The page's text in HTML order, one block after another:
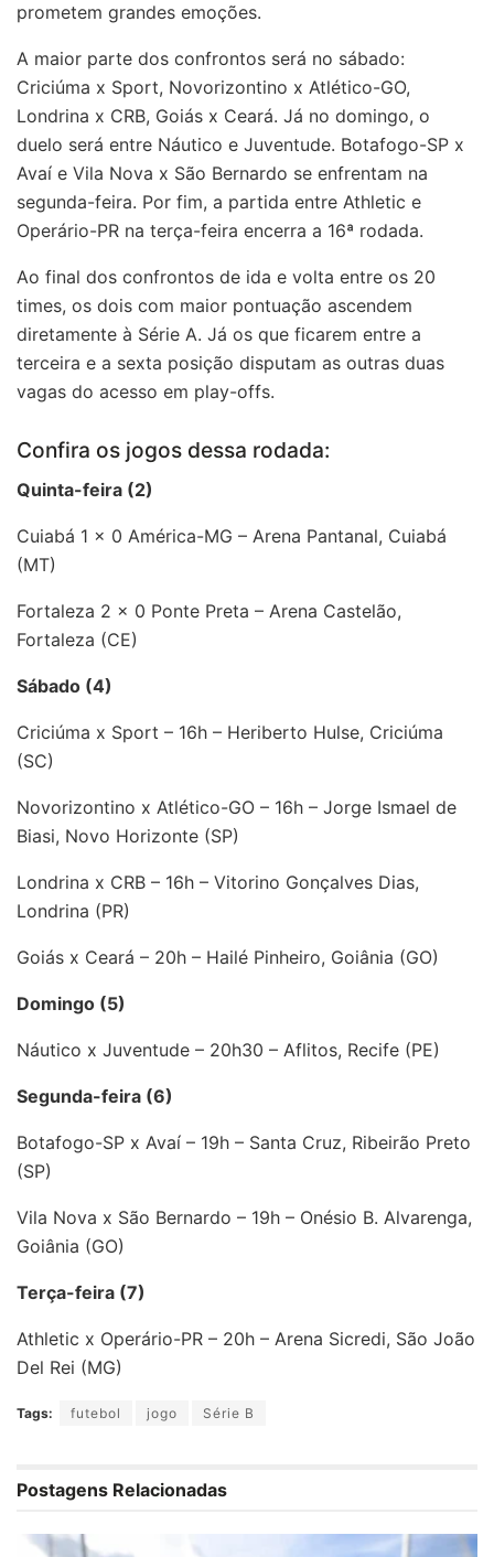
prometem grandes emoções.
A maior parte dos confrontos será no sábado:
Criciúma x Sport, Novorizontino x Atlético-GO,
Londrina x CRB, Goiás x Ceará. Já no domingo, o
duelo será entre Náutico e Juventude. Botafogo-SP x
Avaí e Vila Nova x São Bernardo se enfrentam na
segunda-feira. Por fim, a partida entre Athletic e
Operário-PR na terça-feira encerra a 16ª rodada.
Ao final dos confrontos de ida e volta entre os 20
times, os dois com maior pontuação ascendem
diretamente à Série A. Já os que ficarem entre a
terceira e a sexta posição disputam as outras duas
vagas do acesso em play-offs.
Confira os jogos dessa rodada:
Quinta-feira (2)
Cuiabá 1 x 0 América-MG – Arena Pantanal, Cuiabá
(MT)
Fortaleza 2 x 0 Ponte Preta – Arena Castelão,
Fortaleza (CE)
Sábado (4)
Criciúma x Sport – 16h – Heriberto Hulse, Criciúma
(SC)
Novorizontino x Atlético-GO – 16h – Jorge Ismael de
Biasi, Novo Horizonte (SP)
Londrina x CRB – 16h – Vitorino Gonçalves Dias,
Londrina (PR)
Goiás x Ceará – 20h – Hailé Pinheiro, Goiânia (GO)
Domingo (5)
Náutico x Juventude – 20h30 – Aflitos, Recife (PE)
Segunda-feira (6)
Botafogo-SP x Avaí – 19h – Santa Cruz, Ribeirão Preto
(SP)
Vila Nova x São Bernardo – 19h – Onésio B. Alvarenga,
Goiânia (GO)
Terça-feira (7)
Athletic x Operário-PR – 20h – Arena Sicredi, São João
Del Rei (MG)
Tags: futebol jogo Série B
Postagens Relacionadas